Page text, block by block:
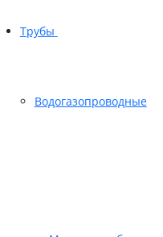
Трубы
Водогазопроводные